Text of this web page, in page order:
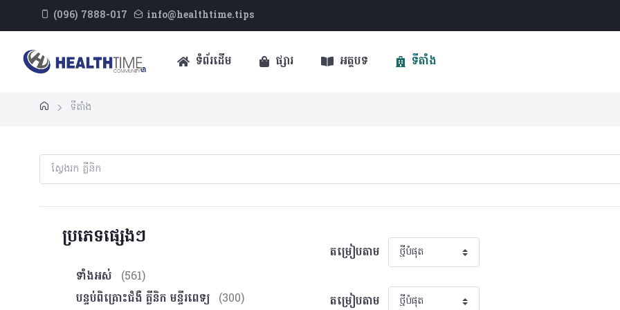
(096) 7888-017 info@healthtime.tips
ទំព័រដើម ផ្សារ អត្ថបទ ទីតាំង
ទីតាំង
ប្រភេទផ្សេងៗ
ទាំងអស់
(561)
បន្ទប់ពិគ្រោះ​ជំងឺ គ្លីនិក មន្ទីរពេទ្យ (300)
តម្រៀបតាម
តម្រៀបតាម